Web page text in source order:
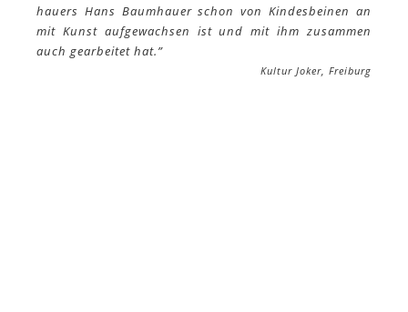
hau­ers Hans Baum­hau­er schon von Kin­des­bei­nen an
mit Kunst auf­ge­wach­sen ist und mit ihm zu­sam­men
auch ge­ar­bei­tet hat.”
Kul­tur Jo­ker, Frei­burg